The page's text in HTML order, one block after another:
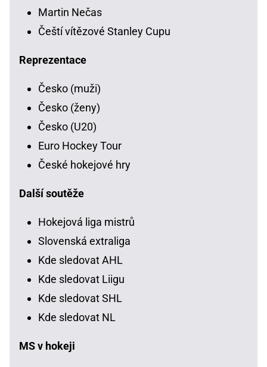
Martin Nečas
Čeští vítězové Stanley Cupu
Reprezentace
Česko (muži)
Česko (ženy)
Česko (U20)
Euro Hockey Tour
České hokejové hry
Další soutěže
Hokejová liga mistrů
Slovenská extraliga
Kde sledovat AHL
Kde sledovat Liigu
Kde sledovat SHL
Kde sledovat NL
MS v hokeji